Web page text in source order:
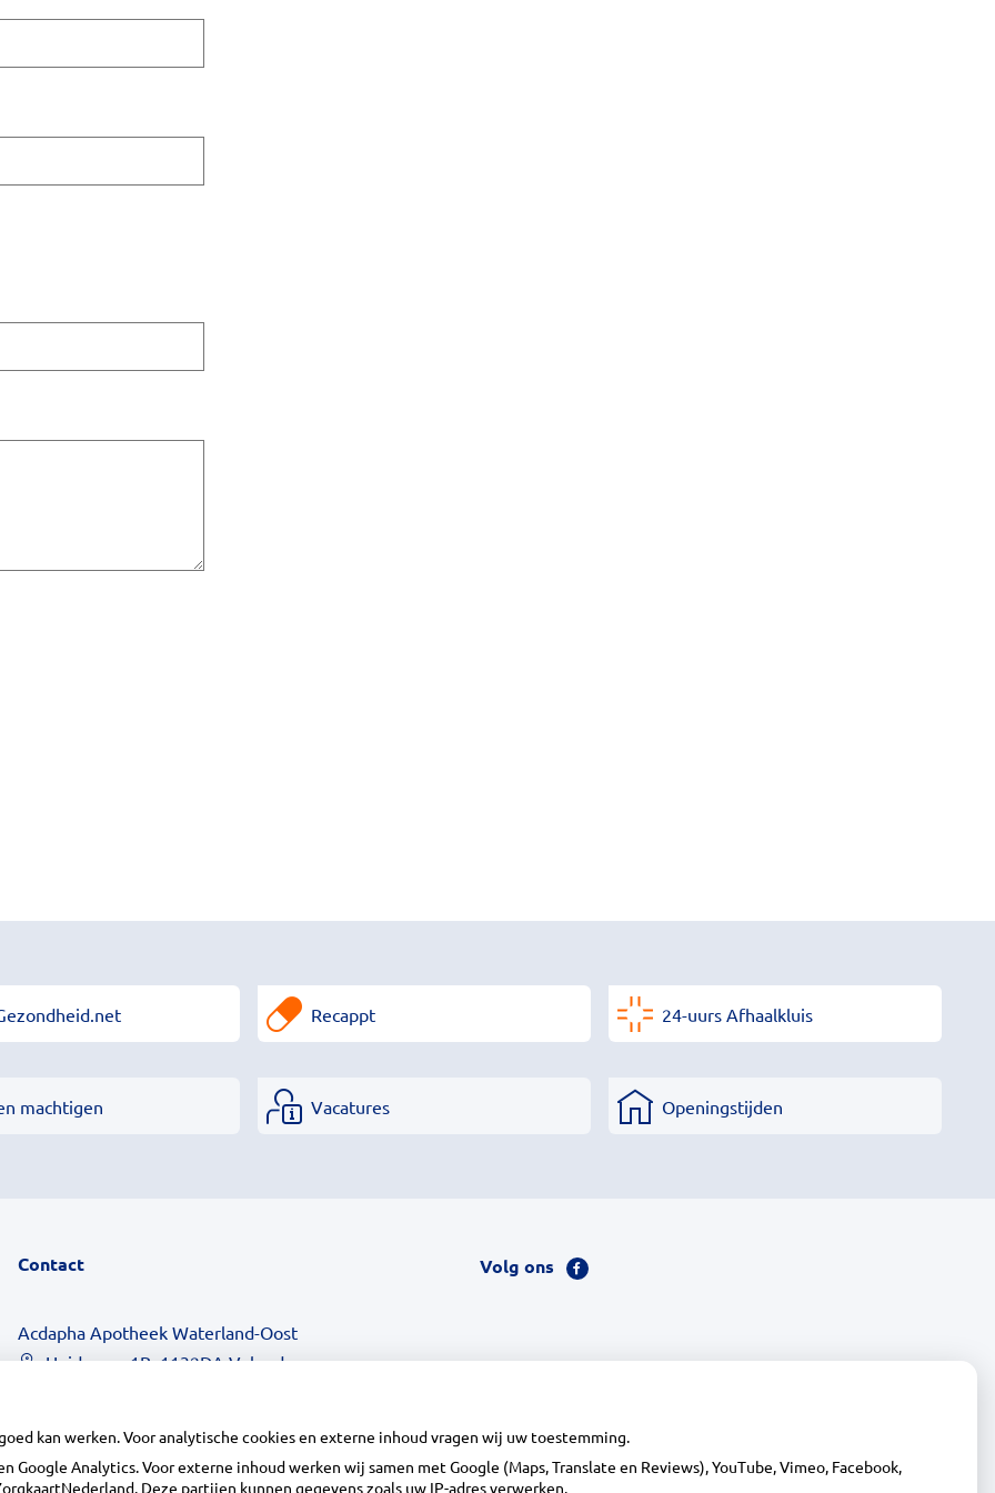
Recappt 24-uurs Afhaalkluis
machtigen Vacatures Openingstijden
Contact
Acdapha Apotheek Waterland-Oost
Heideweg 1B, 1132DA Volendam
Volg ons
Bezoek
kan werken. Voor analytische cookies en externe inhoud vragen wij uw toestemming.
Analytics. Voor externe inhoud werken wij samen met Google (Maps, Translate en Reviews), YouTube, Vimeo, Facebook,
Deze partijen kunnen gegevens zoals uw IP-adres verwerken.